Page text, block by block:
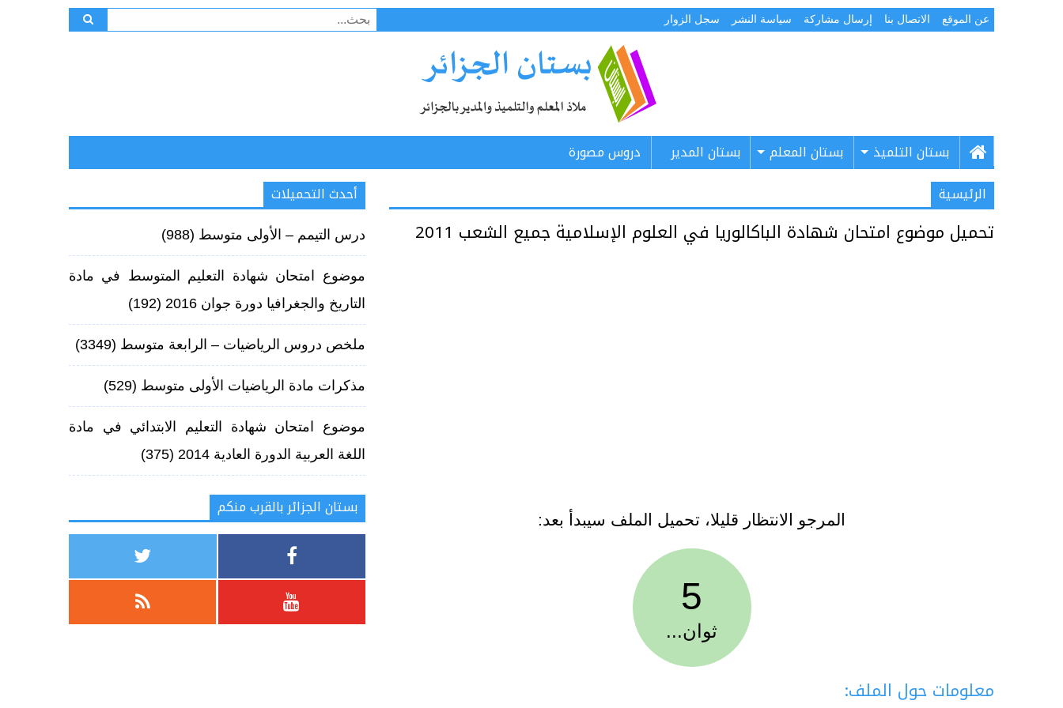
عن الموقع الاتصال بنا إرسال مشاركة سياسة النشر سجل الزوار
البحث
عن:
بستان التلميذ بستان المعلم بستان المدير
دروس مصورة
الرئيسية
تحميل موضوع امتحان شهادة الباكالوريا في العلوم الإسلامية جميع الشعب 2011
المرجو الانتظار قليلا، تحميل الملف سيبدأ بعد:
5
ثوان...
معلومات حول الملف:
أحدث التحميلات
درس التيمم – الأولى متوسط (988)
موضوع امتحان شهادة التعليم المتوسط في مادة
التاريخ والجغرافيا دورة جوان 2016
(192)
ملخص دروس الرياضيات – الرابعة متوسط‏ (3349)
مذكرات مادة الرياضيات الأولى متوسط (529)
موضوع امتحان شهادة التعليم الابتدائي في مادة
اللغة العربية الدورة العادية 2014
(375)
بستان الجزائر بالقرب منكم